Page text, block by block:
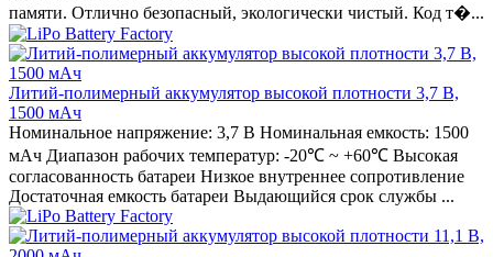
памяти. Отлично безопасный, экологически чистый. Код т�...
Литий-полимерный аккумулятор высокой плотности 3,7 В,
1500 мАч
Номинальное напряжение: 3,7 В Номинальная емкость: 1500
мАч Диапазон рабочих температур: -20℃ ~ +60℃ Высокая
согласованность батареи Низкое внутреннее сопротивление
Достаточная емкость батареи Выдающийся срок службы ...